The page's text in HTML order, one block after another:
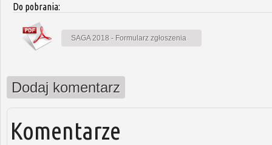
Do pobrania:
SAGA 2018 - Formularz zgłoszenia
Dodaj komentarz
Komentarze